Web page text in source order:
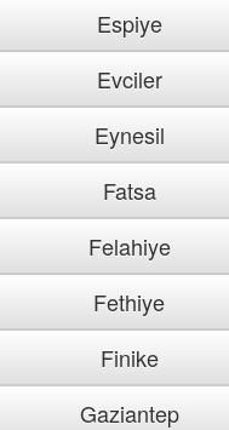
Espiye
Evciler
Eynesil
Fatsa
Felahiye
Fethiye
Finike
Gaziantep